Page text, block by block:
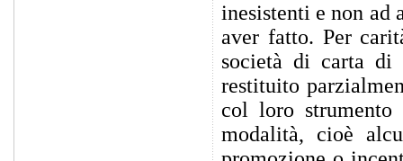
inesistenti e non ad
aver fatto. Per
società di carta di
restituito
col loro
modalità, cioè